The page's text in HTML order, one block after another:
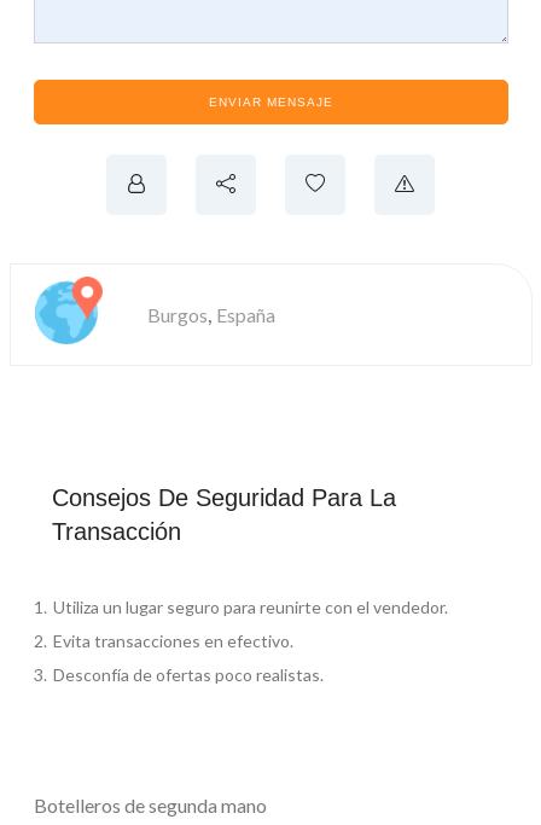
ENVIAR MENSAJE
Burgos, España
Consejos De Seguridad Para La
Transacción
Utiliza un lugar seguro para reunirte con el vendedor.
Evita transacciones en efectivo.
Desconfía de ofertas poco realistas.
Botelleros de segunda mano